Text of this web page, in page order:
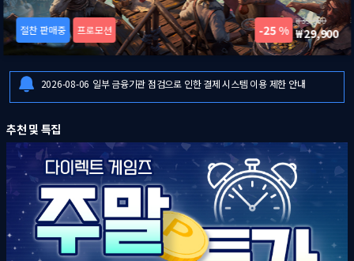
절찬 판매중 프로모션 25 %
39,900
29,900
2026-08-07 8월 1주 다이렉트 게임즈 주말특가 프로모션 안내
2026-08-06 [드래곤즈 도그마 2: 다크 어리즌 한국어판] 예약판매 안내
2026-08-06 일부 금융기관 점검으로 인한 결제 시스템 이용 제한 안내
2026-08-07 8월 1주 다이렉트 게임즈 주말특가 프로모션 안내
추천 및 특집